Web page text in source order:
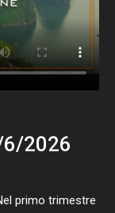
2026
primo trimestre